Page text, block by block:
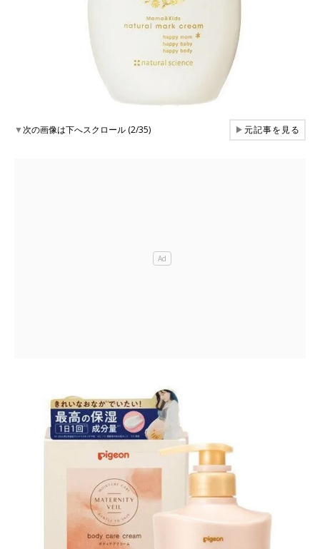
▼次の画像は下へスクロール (2/35) ▶元記事を見る